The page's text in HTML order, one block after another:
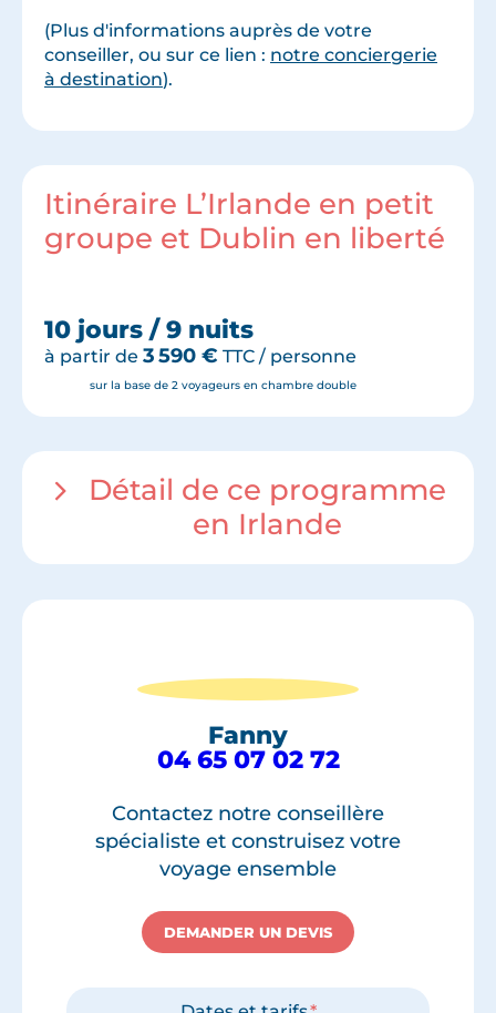
(Plus d'informations auprès de votre
conseiller, ou sur ce lien : notre conciergerie
à destination).
Itinéraire L’Irlande en petit
groupe et Dublin en liberté
10 jours / 9 nuits
à partir de 3 590 € TTC / personne
sur la base de 2 voyageurs en chambre double
Détail de ce programme
en Irlande
Fanny
04 65 07 02 72
Contactez notre conseillère
spécialiste et construisez votre
voyage ensemble
DEMANDER UN DEVIS